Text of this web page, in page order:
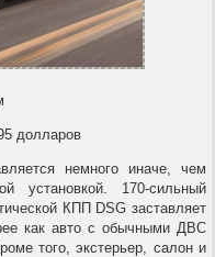
долларов
немного иначе, чем
установкой. 170-сильный
КПП DSG заставляет
как авто с обычными ДВС
того, экстерьер, салон и